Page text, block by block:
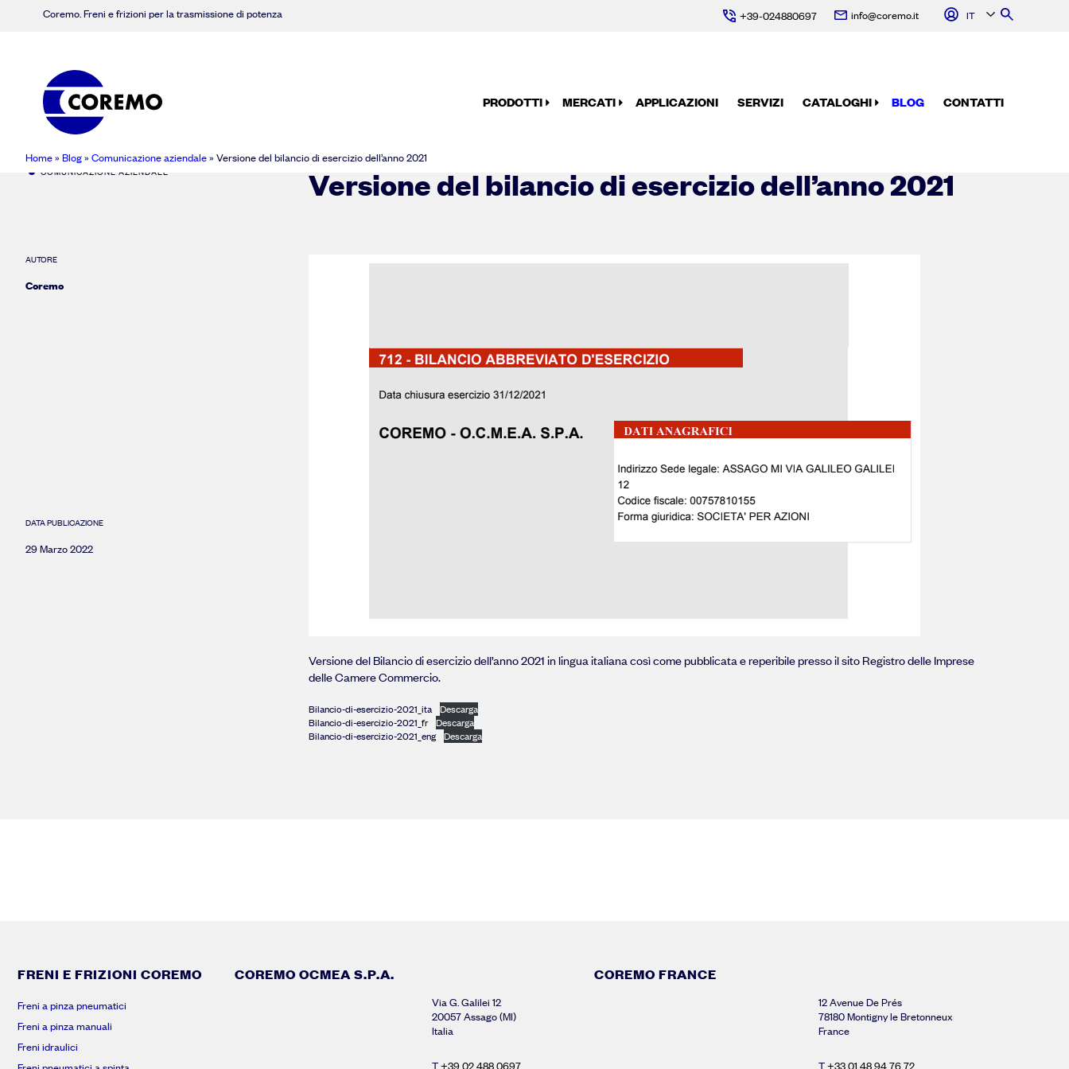
Coremo. Freni e frizioni per la trasmissione di potenza +39-024880697 info@coremo.it IT
PRODOTTI MERCATI APPLICAZIONI SERVIZI CATALOGHI BLOG CONTATTI
Home» Blog» Comunicazione aziendale» Versione del bilancio di esercizio dell’anno 2021
COMUNICAZIONE AZIENDALE Versione del bilancio di esercizio dell’anno 2021
AUTORE
Coremo
DATA PUBLICAZIONE
29 Marzo 2022
Versione del Bilancio di esercizio dell’anno 2021 in lingua italiana così come pubblicata e reperibile presso il sito Registro delle Imprese
delle Camere Commercio.
Bilancio-di-esercizio-2021_ita Descarga
Bilancio-di-esercizio-2021_fr Descarga
Bilancio-di-esercizio-2021_eng Descarga
FRENI E FRIZIONI COREMO
Freni a pinza pneumatici
Freni a pinza manuali
Freni idraulici
COREMO OCMEA S.P.A.
Via G. Galilei 12
20057 Assago (MI)
Italia
T+39 02 488 0697
COREMO FRANCE
12 Avenue De Prés
78180 Montigny le Bretonneux
France
T+33 01 48 94 76 72